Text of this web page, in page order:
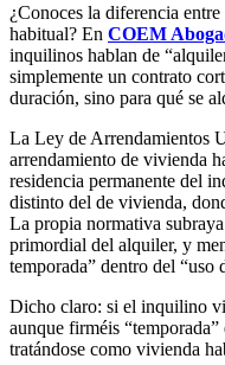
¿Conoces la diferencia
habitual? En COEM
inquilinos hablan de
simplemente un contrato
duración, sino para qué se
La Ley de Arrendamientos
arrendamiento de vivienda
residencia permanente del
distinto del de vivienda,
La propia normativa
primordial del alquiler, y
temporada” dentro del “uso
Dicho claro: si el inquilino
aunque firméis
tratándose como vivienda